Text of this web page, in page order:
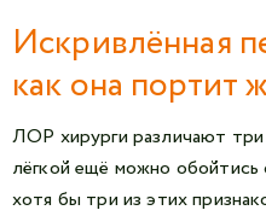
Искривлённая
как она портит
ЛОР хирурги различают
лёгкой ещё можно обойтись
хотя бы три из этих